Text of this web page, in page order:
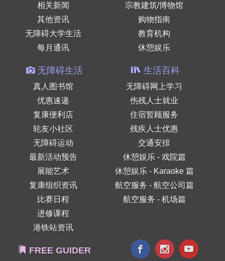
相关新闻
其他资讯
无障碍大学生活
每月通讯
宗教建筑/博物馆
购物指南
教育机构
休憩娱乐
无障碍生活
真人图书馆
优惠速递
复康便利店
轮友小社区
无障碍运动
最新活动预告
展能艺术
复康组织资讯
比赛日程
进修课程
港铁站资讯
生活百科
无障碍网上学习
伤残人士就业
住宿暂顾服务
残疾人士优惠
交通安排
休憩娱乐 - 戏院篇
休憩娱乐 - Karaoke 篇
航空服务 - 航空公司篇
航空服务 - 机场篇
FREE GUIDER